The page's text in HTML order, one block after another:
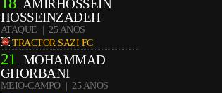
AMIRHOSSEIN
HOSSEINZADEH
ATAQUE
| 25 ANOS
TRACTOR SAZI FC
21 MOHAMMAD
GHORBANI
MEIO-CAMPO
| 25 ANOS